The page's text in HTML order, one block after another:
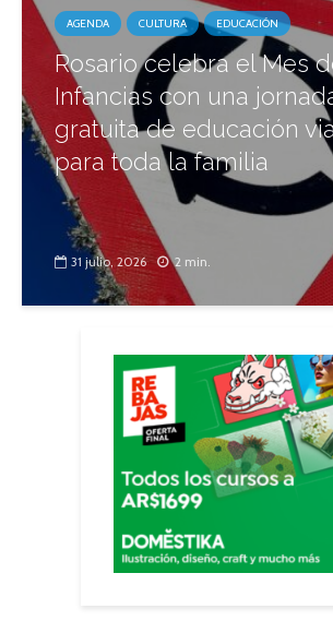
AGENDA CULTURA EDUCACIÓN
Rosario celebra el Mes
Infancias con una
gratuita de educación
para toda la familia
31 julio, 2026 2 min.